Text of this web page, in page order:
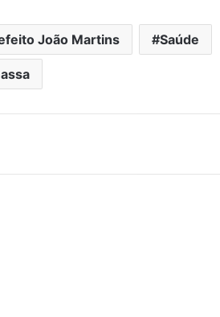
João Martins Saúde